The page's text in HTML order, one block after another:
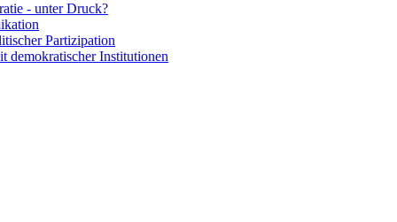
- unter Druck?
Partizipation
demokratischer Institutionen